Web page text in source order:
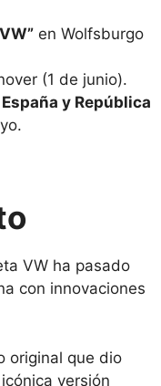
en Wolfsburgo
(1 de junio).
y República
VW ha pasado
con innovaciones
original que dio
versión